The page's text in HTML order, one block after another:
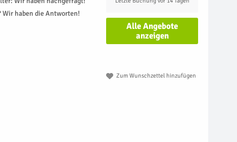
Alle Angebote
anzeigen
Zum Wunschzettel hinzufügen
Wir haben die Antworten!